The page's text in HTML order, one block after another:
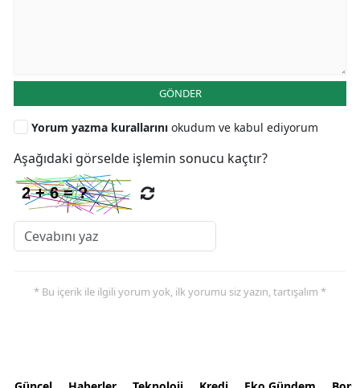
GÖNDER
Yorum yazma kurallarını okudum ve kabul ediyorum
Aşağıdaki görselde işlemin sonucu kaçtır?
* Bu içerik ile ilgili yorum yok, ilk yorumu siz yazın, tartışalım *